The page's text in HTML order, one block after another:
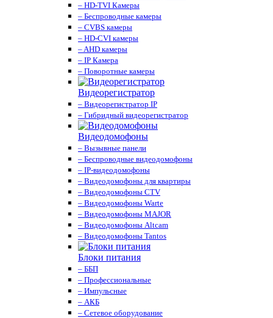
– HD-TVI Камеры
– Беспроводные камеры
– CVBS камеры
– HD-CVI камеры
– AHD камеры
– IP Камера
– Поворотные камеры
Видеорегистратор
– Видеорегистратор IP
– Гибридный видеорегистратор
Видеодомофоны
– Вызывные панели
– Беспроводные видеодомофоны
– IP-видеодомофоны
– Видеодомофоны для квартиры
– Видеодомофоны CTV
– Видеодомофоны Warte
– Видеодомофоны MAJOR
– Видеодомофоны Altcam
– Видеодомофоны Tantos
Блоки питания
– ББП
– Профессиональные
– Импульсные
– АКБ
– Сетевое оборудование